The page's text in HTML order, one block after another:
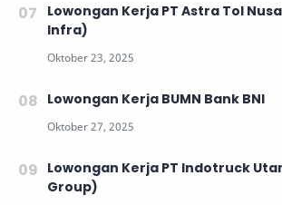
Lowongan Kerja PT Astra Tol
Infra)
Lowongan Kerja BUMN Bank BNI
Lowongan Kerja PT Indotruck
Group)